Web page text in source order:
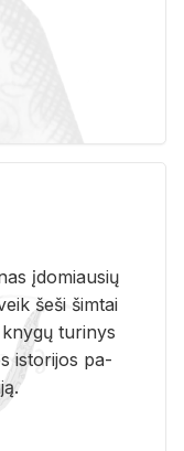
įdo­miau­sių
šeši šim­tai
tu­ri­nys
is­to­ri­jos pa­